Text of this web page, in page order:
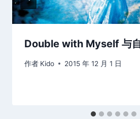
Double with Myself 与
作者 Kido 2015 年 12 月 1 日